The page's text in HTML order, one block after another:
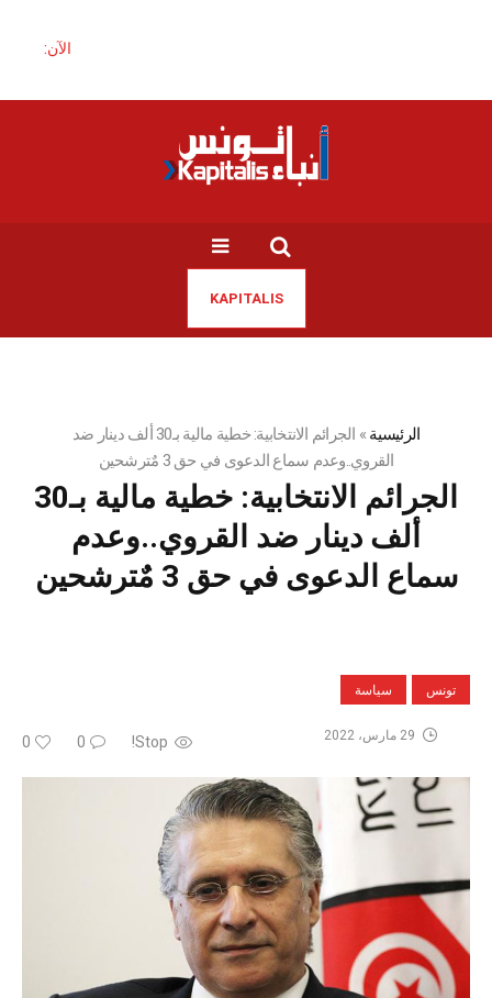
الآن:
KAPITALIS
الرئيسية»
الجرائم الانتخابية: خطية مالية بـ30 ألف دينار ضد
القروي..وعدم سماع الدعوى في حق 3 مٌترشحين
الجرائم الانتخابية: خطية مالية بـ30
ألف دينار ضد القروي..وعدم
سماع الدعوى في حق 3 مٌترشحين
تونس سياسة
Stop!
0
0 29 مارس، 2022